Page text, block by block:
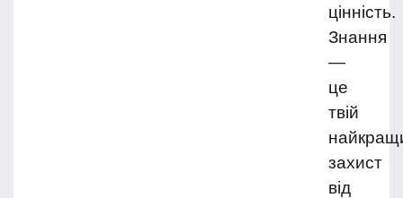
цінність.
Знання
—
це
твій
захист
від